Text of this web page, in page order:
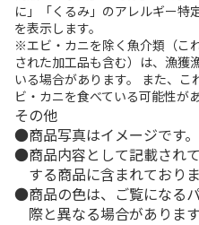
に」「くるみ」のアレルギー特
を表示します。
※エビ・カニを除く魚介類（こ
された加工品も含む）は、漁獲
いる場合があります。 また、
ビ・カニを食べている可能性が
その他
商品写真はイメージです。
商品内容として記載され
する商品に含まれておりま
商品の色は、ご覧になる
際と異なる場合があります